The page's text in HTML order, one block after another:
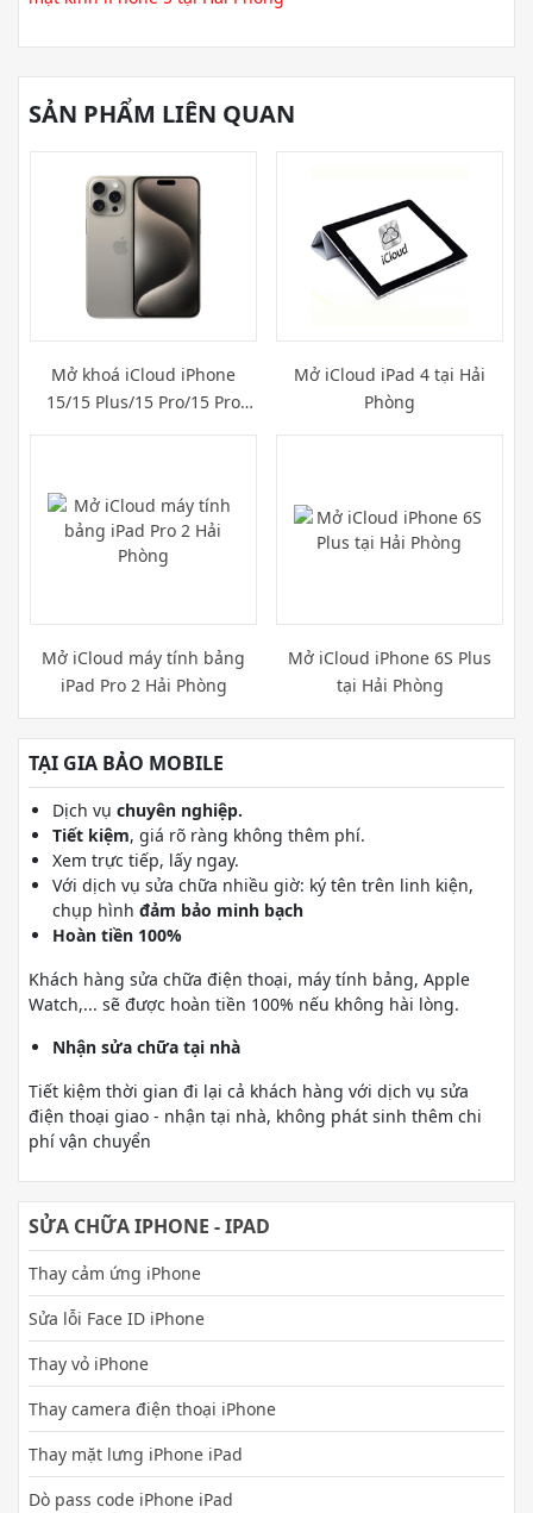
SẢN PHẨM LIÊN QUAN
Mở khoá iCloud iPhone
15/15 Plus/15 Pro/15 Pro
Mở iCloud iPad 4 tại Hải
Phòng
Mở iCloud máy tính bảng
iPad Pro 2 Hải Phòng
Mở iCloud iPhone 6S Plus
tại Hải Phòng
TẠI GIA BẢO MOBILE
Dịch vụ chuyên nghiệp.
Tiết kiệm, giá rõ ràng không thêm phí.
Xem trực tiếp, lấy ngay.
Với dịch vụ sửa chữa nhiều giờ: ký tên trên linh kiện,
chụp hình đảm bảo minh bạch
Hoàn tiền 100%
Khách hàng sửa chữa điện thoại, máy tính bảng, Apple
Watch,... sẽ được hoàn tiền 100% nếu không hài lòng.
Nhận sửa chữa tại nhà
Tiết kiệm thời gian đi lại cả khách hàng với dịch vụ sửa
điện thoại giao - nhận tại nhà, không phát sinh thêm chi
phí vận chuyển
SỬA CHỮA IPHONE - IPAD
Thay cảm ứng iPhone
Sửa lỗi Face ID iPhone
Thay vỏ iPhone
Thay camera điện thoại iPhone
Thay mặt lưng iPhone iPad
Dò pass code iPhone iPad